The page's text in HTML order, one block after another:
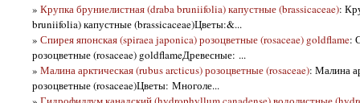
» Крупка бруниелистная (draba bruniifolia) капустные (brassicaceae):
bruniifolia) капустные (brassicaceae)Цветы:&...
» Спирея японская (spiraea japonica) розоцветные (rosaceae) goldflame:
розоцветные (rosaceae) goldflameДревесные: ...
» Малина арктическая (rubus arcticus) розоцветные (rosaceae): Малина
розоцветные (rosaceae)Цветы: Многоле...